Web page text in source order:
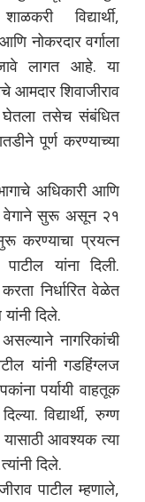
विद्यार्थी,
आणि नोकरदार वर्गाला
जावे लागत आहे. या
आमदार शिवाजीराव
घेतला तसेच संबंधित
पूर्ण करण्याच्या
अधिकारी आणि
वेगाने सुरू असून २१
करण्याचा प्रयत्न
यांना दिली.
निर्धारित वेळेत
दिले.
नागरिकांची
यांनी गडहिंग्लज
पर्यायी वाहतूक
विद्यार्थी, रुग्ण
आवश्यक त्या
दिले.
पाटील म्हणाले,